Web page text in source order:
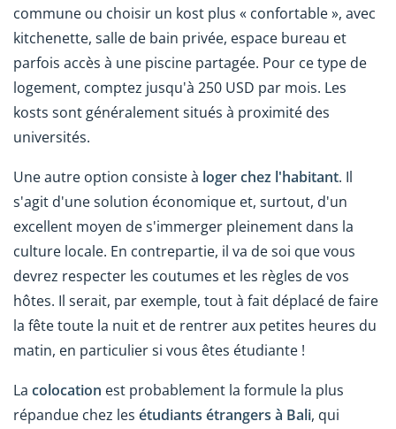
commune ou choisir un kost plus « confortable », avec
kitchenette, salle de bain privée, espace bureau et
parfois accès à une piscine partagée. Pour ce type de
logement, comptez jusqu'à 250 USD par mois. Les
kosts sont généralement situés à proximité des
universités.
Une autre option consiste à loger chez l'habitant. Il
s'agit d'une solution économique et, surtout, d'un
excellent moyen de s'immerger pleinement dans la
culture locale. En contrepartie, il va de soi que vous
devrez respecter les coutumes et les règles de vos
hôtes. Il serait, par exemple, tout à fait déplacé de faire
la fête toute la nuit et de rentrer aux petites heures du
matin, en particulier si vous êtes étudiante !
La colocation est probablement la formule la plus
répandue chez les étudiants étrangers à Bali, qui